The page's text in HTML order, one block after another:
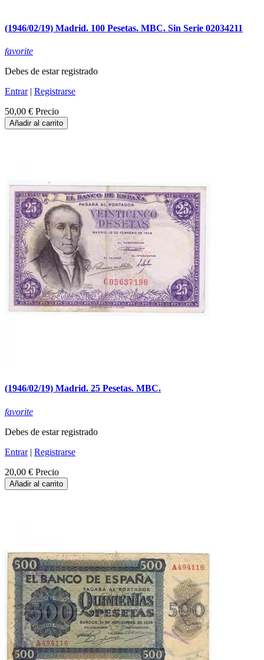
(1946/02/19) Madrid. 100 Pesetas. MBC. Sin Serie 02034211
favorite
Debes de estar registrado
Entrar| Registrarse
50,00 € Precio
Añadir al carrito
(1946/02/19) Madrid. 25 Pesetas. MBC.
favorite
Debes de estar registrado
Entrar| Registrarse
20,00 € Precio
Añadir al carrito